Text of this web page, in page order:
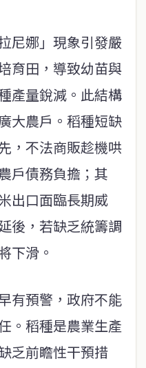
尼娜」現象引發嚴
育田，導致幼苗與
產量銳減。此結構
大農戶。稻種短缺
，不法商販趁機哄
戶債務負擔；其
出口面臨長期威
後，若缺乏統籌調
下滑。
有預警，政府不能
。稻種是農業生產
乏前瞻性干預措